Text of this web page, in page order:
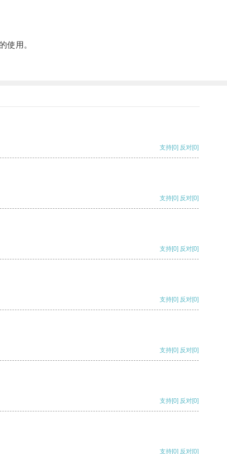
使用。
支持[0] 反对[0]
支持[0] 反对[0]
支持[0] 反对[0]
支持[0] 反对[0]
支持[0] 反对[0]
支持[0] 反对[0]
支持[0] 反对[0]